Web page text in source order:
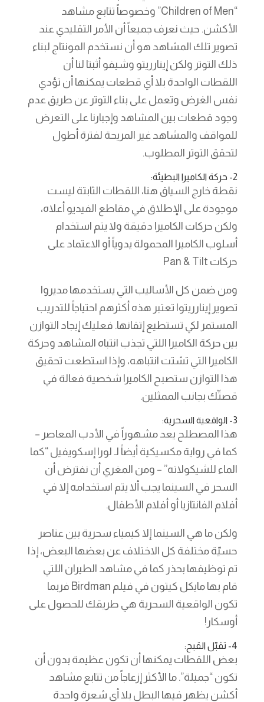
“Children of Men” وخصوصاً تتابع مشاهد
الأكشن. حيث نعرف جميعاً أن الأمر التقليدي عند
تصوير تلك المشاهد هو أن نستخدم المونتاج لبناء
ذلك التوتر ولكن إينارريتو وشيفو أثبتا لنا أن
اللقطات الواحدة بلا أي قطعات يمكنها أن تؤدي
نفس الغرض وتعمل على بناء التوتر عن طريق عدم
وجود قطعات بين المشاهد وإجبارنا على التعرض
للمواقف والمشاهد غير المريحة لفترة أطول
لتحقق التوتر المطلوب.
2- حركة الكاميرا البطيئة:
نقطة خارج السياق هنا، اللقطات الثابتة ليست
موجودة على الإطلاق في مقاطع الفيديو أعلاه،
ولكن حركات الكاميرا دقيقة ولا يتم استخدام
أسلوب الكاميرا المحمولة يدوياً أو الاعتماد على
حركات Pan & Tilt
ومن ضمن كل الأساليب التي يستخدمها مديروا
تصوير إينارريتوا تعتبر هذه أكثرهم احتياجاً للتدريب
المستمر لكي تستطيع إتقانها. فعليك إيجاد التوازن
بين حركة الكاميرا اللتي تجذب انتباه المشاهد وحركة
الكاميرا التي تشتت انتباهه، وإذا استطعت تحقيق
هذا التوازن ستصبح الكاميرا شخصية فعالة في
قصتّك بجانب الممثلين.
3- الواقعية السحرية:
هذا المصطلح يعد مشهوراً في الأدب المعاصر –
كما في رواية مكسيكية أيضاً لـ لورا إسكويفيل “كما
الماء للشيكولاته” – ومن المغري أن نفترض أن
السحر في السينما يجب ألا يتم استخدامه إلا في
أفلام الفانتازيا أو أفلام الأطفال.
ولكن ما هي السينما إلا كيمياء سحرية بين عناصر
حسيّة مختلفة كل الاختلاف عن بعضها البعض، إذا
تم توظيفها بحذر كما في مشاهد الطيران اللتي
قام بها مايكل كيتون في فيلم Birdman فربما
تكون الواقعية السحرية هي طريقك للحصول على
أوسكار!
4- تقبّل القبح:
بعض اللقطات يمكنها أن تكون عظيمة بدون أن
تكون “جميلة”. ما الأكثر إزعاجاً من تتابع مشاهد
أكشن يظهر فيها البطل بلا أي شعرة واحدة